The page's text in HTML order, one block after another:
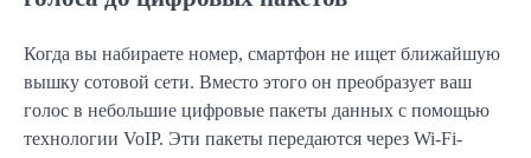
Когда вы набираете номер, смартфон не ищет ближайшую
вышку сотовой сети. Вместо этого он преобразует ваш
голос в небольшие цифровые пакеты данных с помощью
технологии VoIP. Эти пакеты передаются через Wi-Fi-